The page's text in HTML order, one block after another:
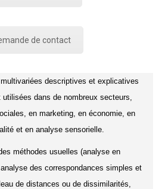
de contact
descriptives et explicatives
utilisées dans de nombreux secteurs,
en marketing, en économie, en
et en analyse sensorielle.
méthodes usuelles (analyse en
des correspondances simples et
de distances ou de dissimilarités,